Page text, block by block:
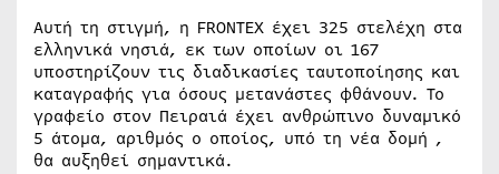
Αυτή τη στιγμή, η FRONTEX έχει 325 στελέχη στα
ελληνικά νησιά, εκ των οποίων οι 167
υποστηρίζουν τις διαδικασίες ταυτοποίησης και
καταγραφής για όσους μετανάστες φθάνουν. Το
γραφείο στον Πειραιά έχει ανθρώπινο δυναμικό
5 άτομα, αριθμός ο οποίος, υπό τη νέα δομή ,
θα αυξηθεί σημαντικά.